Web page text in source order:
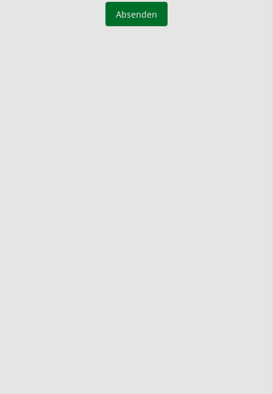
Absenden